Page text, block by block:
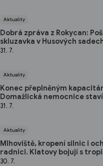
Aktuality
Dobrá zpráva z Rokycan:
skluzavka v Husových
opravena
31. 7.
Aktuality
Konec přeplněným
Domažlická nemocnice staví
parkoviště pro zaměstnance
31. 7.
Aktuality
Mlhoviště, kropení silnic i
radnici. Klatovy bojují s
vedry
30. 7.